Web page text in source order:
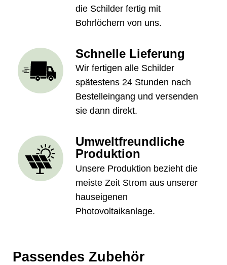
die Schilder fertig mit
Bohrlöchern von uns.
Schnelle Lieferung
Wir fertigen alle Schilder
spätestens 24 Stunden nach
Bestelleingang und versenden
sie dann direkt.
Umweltfreundliche
Produktion
Unsere Produktion bezieht die
meiste Zeit Strom aus unserer
hauseigenen
Photovoltaikanlage.
Passendes Zubehör